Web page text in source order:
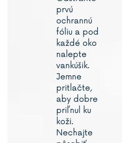
prvú
ochrannú
fóliu a pod
každé oko
nalepte
vankúšik.
Jemne
pritlačte,
aby dobre
priľnul ku
koži.
Nechajte